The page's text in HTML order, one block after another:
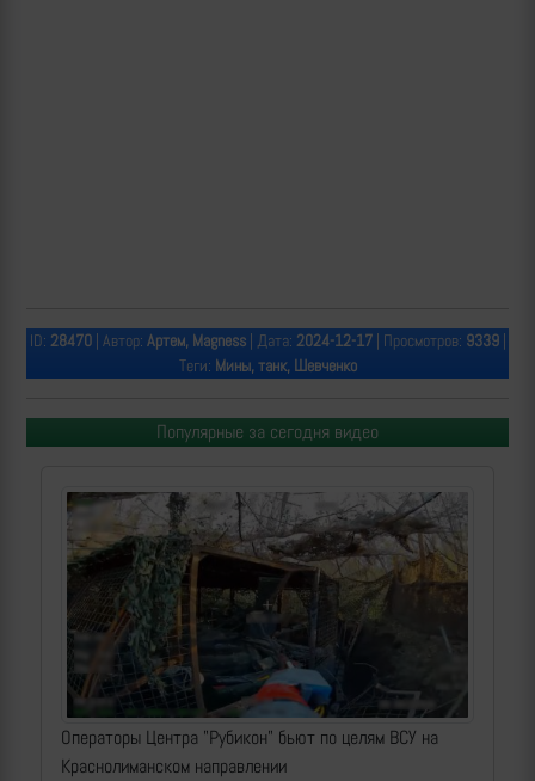
ID: 28470| Автор: Артем, Magness| Дата: 2024-12-17| Просмотров: 9339|
Теги: Мины, танк, Шевченко
Популярные за сегодня видео
Операторы Центра "Рубикон" бьют по целям ВСУ на
Краснолиманском направлении